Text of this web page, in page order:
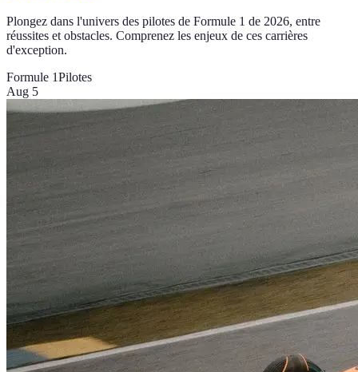
Plongez dans l'univers des pilotes de Formule 1 de 2026, entre
réussites et obstacles. Comprenez les enjeux de ces carrières
d'exception.
Formule 1Pilotes
Aug 5